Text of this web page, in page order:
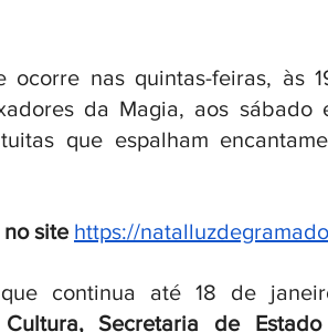
nas quintas-feiras, às
da Magia, aos sábado
que espalham
site https://
continua até 18 de
Secretaria de